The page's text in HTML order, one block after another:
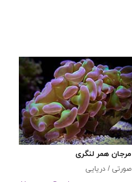
مرجان همر لنگری
صورتی / دریایی